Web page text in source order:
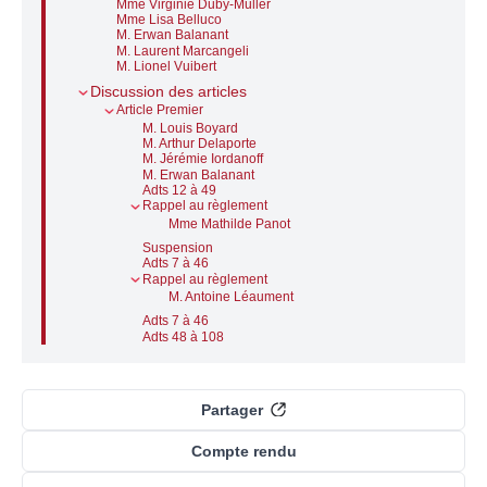
Mme Virginie Duby-Muller
Mme Lisa Belluco
M. Erwan Balanant
M. Laurent Marcangeli
M. Lionel Vuibert
Discussion des articles
Article Premier
M. Louis Boyard
M. Arthur Delaporte
M. Jérémie Iordanoff
M. Erwan Balanant
Adts 12 à 49
Rappel au règlement
Mme Mathilde Panot
Suspension
Adts 7 à 46
Rappel au règlement
M. Antoine Léaument
Adts 7 à 46
Adts 48 à 108
Compte rendu
Partager